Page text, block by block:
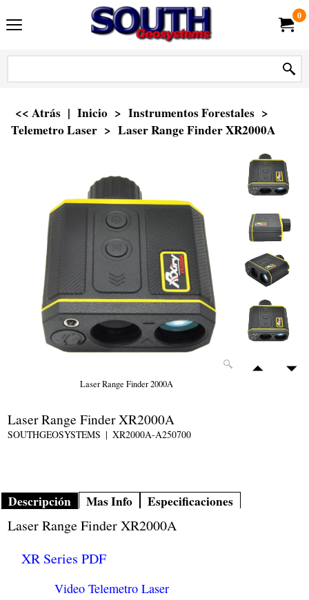
0
<< Atrás | Inicio > Instrumentos Forestales >
Telemetro Laser > Laser Range Finder XR2000A
Laser Range Finder 2000A
Laser Range Finder XR2000A
SOUTHGEOSYSTEMS XR2000A-A250700
Descripción Mas Info Especificaciones
Laser Range Finder XR2000A
XR Series PDF
Video Telemetro Laser